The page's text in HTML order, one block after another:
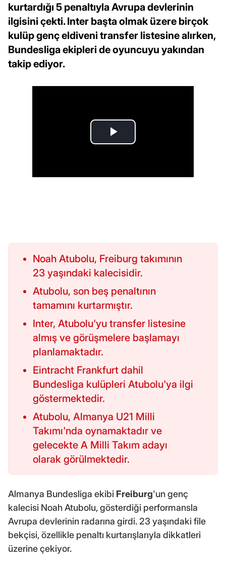
kurtardığı 5 penaltıyla Avrupa devlerinin
ilgisini çekti. Inter başta olmak üzere birçok
kulüp genç eldiveni transfer listesine alırken,
Bundesliga ekipleri de oyuncuyu yakından
takip ediyor.
Noah Atubolu, Freiburg takımının
23 yaşındaki kalecisidir.
Atubolu, son beş penaltının
tamamını kurtarmıştır.
Inter, Atubolu'yu transfer listesine
almış ve görüşmelere başlamayı
planlamaktadır.
Eintracht Frankfurt dahil
Bundesliga kulüpleri Atubolu'ya ilgi
göstermektedir.
Atubolu, Almanya U21 Milli
Takımı'nda oynamaktadır ve
gelecekte A Milli Takım adayı
olarak görülmektedir.
Almanya Bundesliga ekibi Freiburg'un genç
kalecisi Noah Atubolu, gösterdiği performansla
Avrupa devlerinin radarına girdi. 23 yaşındaki file
bekçisi, özellikle penaltı kurtarışlarıyla dikkatleri
üzerine çekiyor.